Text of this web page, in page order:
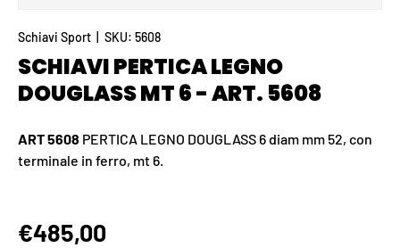
Schiavi Sport SKU: 5608
SCHIAVI PERTICA LEGNO
DOUGLASS MT 6 - ART. 5608
ART 5608 PERTICA LEGNO DOUGLASS 6 diam mm 52, con
terminale in ferro, mt 6.
€485,00